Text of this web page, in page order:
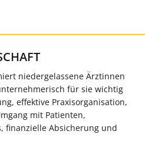
niedergelassene Ärztinnen
für sie wichtig
effektive Praxisorganisation,
mit Patienten,
finanzielle Absicherung und